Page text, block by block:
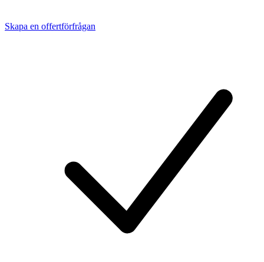
Skapa en offertförfrågan